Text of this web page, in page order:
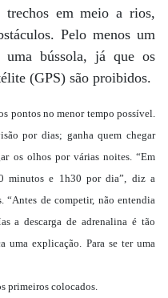
em meio a rios,
Pelo menos um
uma bússola, já que os
(GPS) são proibidos.
pontos no menor tempo possível.
por dias; ganha quem chegar
os olhos por várias noites. “Em
minutos e 1h30 por dia”, diz a
“Antes de competir, não entendia
a descarga de adrenalina é tão
uma explicação. Para se ter uma
primeiros colocados.